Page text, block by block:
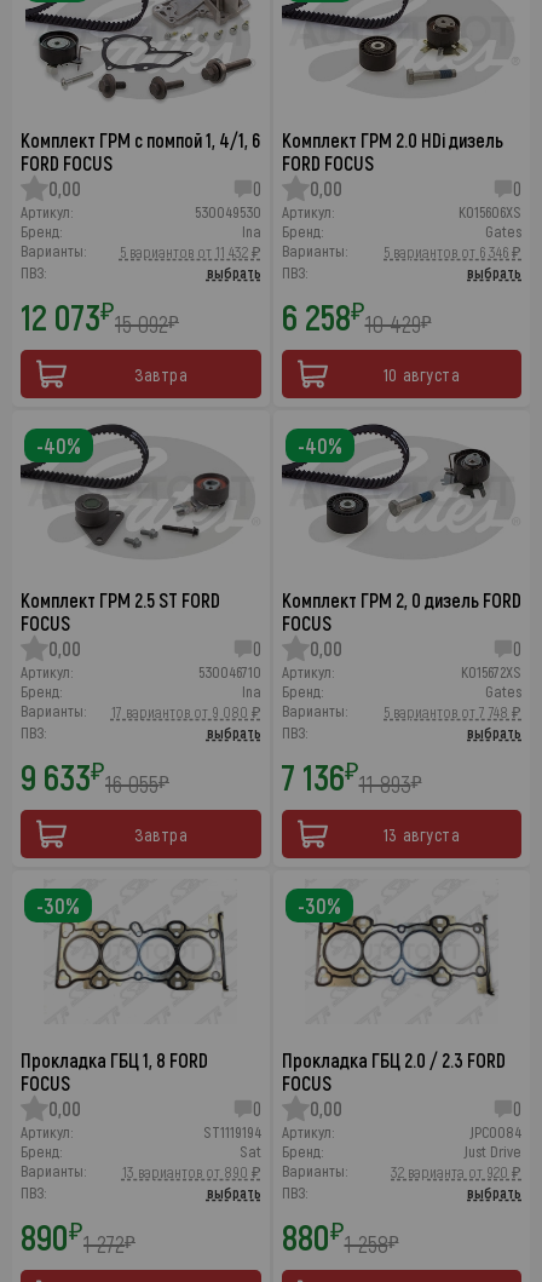
Комплект ГРМ с помпой 1, 4/1, 6
FORD FOCUS
0,00
0
Артикул:
530049530
Бренд:
Ina
Варианты:
5 вариантов от 11 432 ₽
ПВЗ:
выбрать
12 073₽15 092₽
Завтра
Комплект ГРМ 2.0 HDi дизель
FORD FOCUS
0,00
0
Артикул:
K015606XS
Бренд:
Gates
Варианты:
5 вариантов от 6 346 ₽
ПВЗ:
выбрать
6 258₽10 429₽
10 августа
Комплект ГРМ 2.5 ST FORD
FOCUS
0,00
0
Артикул:
530046710
Бренд:
Ina
Варианты:
17 вариантов от 9 080 ₽
ПВЗ:
выбрать
9 633₽16 055₽
Завтра
-40%
Комплект ГРМ 2, 0 дизель FORD
FOCUS
0,00
0
Артикул:
K015672XS
Бренд:
Gates
Варианты:
5 вариантов от 7 748 ₽
ПВЗ:
выбрать
7 136₽11 893₽
13 августа
-40%
Прокладка ГБЦ 1, 8 FORD
FOCUS
0,00
0
Артикул:
ST1119194
Бренд:
Sat
Варианты:
13 вариантов от 890 ₽
ПВЗ:
выбрать
890₽1 272₽
-30%
Прокладка ГБЦ 2.0 / 2.3 FORD
FOCUS
0,00
0
Артикул:
JPC0084
Бренд:
Just Drive
Варианты:
32 варианта от 920 ₽
ПВЗ:
выбрать
880₽1 258₽
-30%